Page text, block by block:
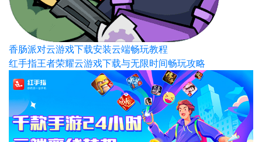
香肠派对云游戏下载安装云端畅玩教程
红手指王者荣耀云游戏下载与无限时间畅玩攻略